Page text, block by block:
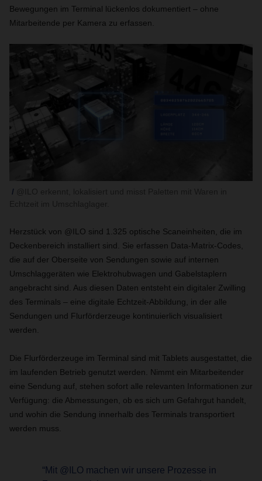
Bewegungen im Terminal lückenlos dokumentiert – ohne
Mitarbeitende per Kamera zu erfassen.
Herzstück von @ILO sind 1.325 optische Scaneinheiten, die im
Deckenbereich installiert sind. Sie erfassen Data-Matrix-Codes,
die auf der Oberseite von Sendungen sowie auf internen
Umschlaggeräten wie Elektrohubwagen und Gabelstaplern
angebracht sind. Aus diesen Daten entsteht ein digitaler Zwilling
des Terminals – eine digitale Echtzeit-Abbildung, in der alle
Sendungen und Flurförderzeuge kontinuierlich visualisiert
werden.
Die Flurförderzeuge im Terminal sind mit Tablets ausgestattet, die
im laufenden Betrieb genutzt werden. Nimmt ein Mitarbeitender
eine Sendung auf, stehen sofort alle relevanten Informationen zur
Verfügung: die Abmessungen, ob es sich um Gefahrgut handelt,
und wohin die Sendung innerhalb des Terminals transportiert
werden muss.
“Mit @ILO machen wir unsere Prozesse in